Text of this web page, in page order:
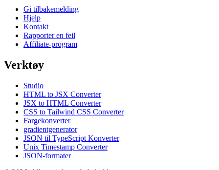
Gi tilbakemelding
Hjelp
Kontakt
Rapporter en feil
Affiliate-program
Verktøy
Studio
HTML to JSX Converter
JSX to HTML Converter
CSS to Tailwind CSS Converter
Fargekonverter
gradientgenerator
JSON til TypeScript Konverter
Unix Timestamp Converter
JSON-formater